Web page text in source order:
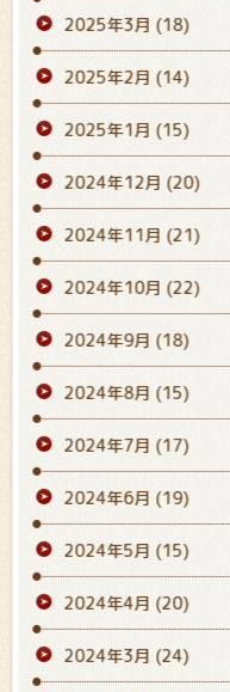
2025年3月 (18)
2025年2月 (14)
2025年1月 (15)
2024年12月 (20)
2024年11月 (21)
2024年10月 (22)
2024年9月 (18)
2024年8月 (15)
2024年7月 (17)
2024年6月 (19)
2024年5月 (15)
2024年4月 (20)
2024年3月 (24)